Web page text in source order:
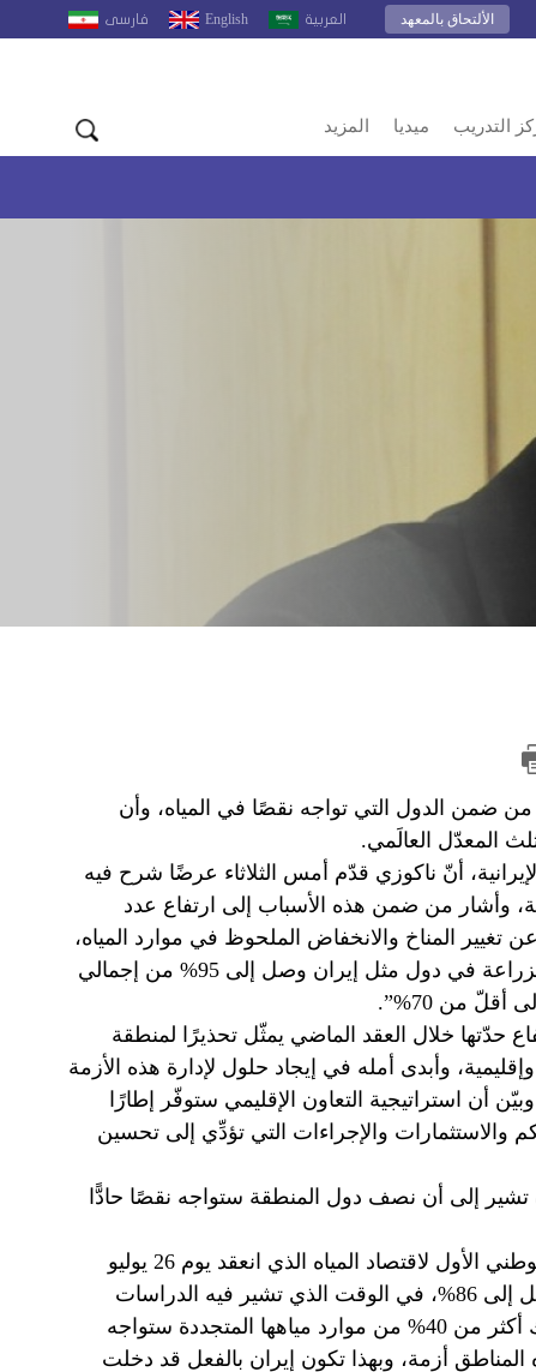
العربية English فارسى الألتحاق بالمعهد
التدريب ميديا المزيد
ضمن الدول التي تواجه نقصًا في المياه، وأن
أنّ ناكوزي قدّم أمس الثلاثاء عرضًا شرح فيه
وأشار من ضمن هذه الأسباب إلى ارتفاع عدد
تغيير المناخ والانخفاض الملحوظ في موارد المياه،
وأضاف: “الاستخدام المفرط وغير المدروس للمياه في مجال الزراعة في دول مثل إيران وصل إلى 95% من إجمالي
من 70%”.
حدّتها خلال العقد الماضي يمثّل تحذيرًا لمنطقة
وأبدى أمله في إيجاد حلول لإدارة هذه الأزمة
أن استراتيجية التعاون الإقليمي ستوفّر إطارًا
والاستثمارات والإجراءات التي تؤدِّي إلى تحسين
إلى أن نصف دول المنطقة ستواجه نقصًا حادًّا
يُذكر أنّ وزير الطاقة الإيراني حميد جيت، صرَّح خلال المؤتمر الوطني الأول لاقتصاد المياه الذي انعقد يوم 26 يوليو
الماضي، بأن نسبة استهلاك موارد المياه المتجددة في إيران تصل إلى 86%، في الوقت الذي تشير فيه الدراسات
الصادرة عن منظَّمة الأمم المتحدة إلى أن المناطق التي يُستهلك أكثر من 40% من موارد مياهها المتجددة ستواجه
النسبة إلى 60% فستواجه هذه المناطق أزمة، وبهذا تكون إيران بالفعل قد دخلت